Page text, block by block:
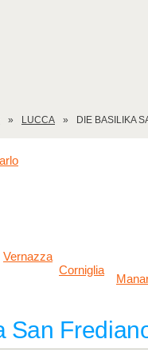
LUCCA DIE BASILIKA
Vernazza
Corniglia
San